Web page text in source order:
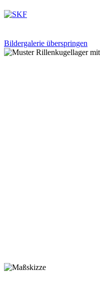
Bildergalerie überspringen